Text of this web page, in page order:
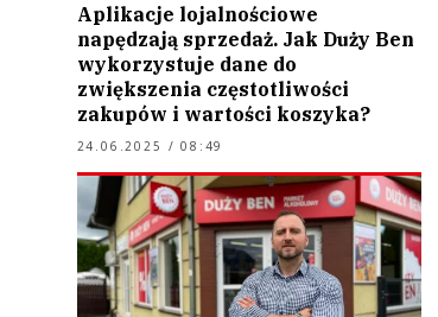
Aplikacje lojalnościowe
napędzają sprzedaż. Jak Duży Ben
wykorzystuje dane do
zwiększenia częstotliwości
zakupów i wartości koszyka?
24.06.2025 / 08:49